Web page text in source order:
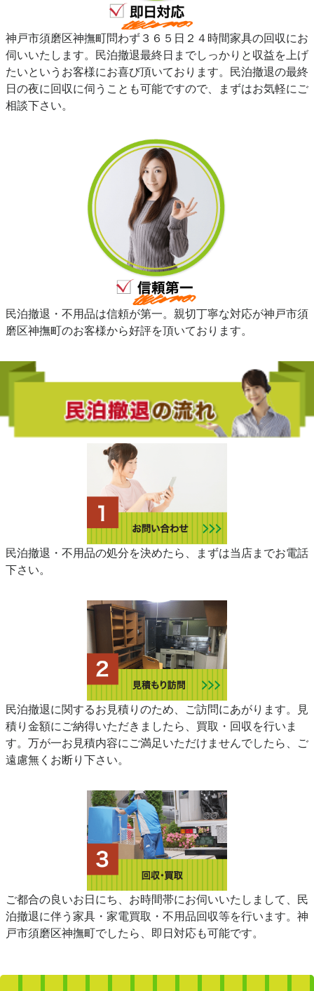
神戸市須磨区神撫町問わず３６５日２４時間家具の回収にお
伺いいたします。民泊撤退最終日までしっかりと収益を上げ
たいというお客様にお喜び頂いております。民泊撤退の最終
日の夜に回収に伺うことも可能ですので、まずはお気軽にご
相談下さい。
民泊撤退・不用品は信頼が第一。親切丁寧な対応が神戸市須
磨区神撫町のお客様から好評を頂いております。
民泊撤退・不用品の処分を決めたら、まずは当店までお電話
下さい。
民泊撤退に関するお見積りのため、ご訪問にあがります。見
積り金額にご納得いただきましたら、買取・回収を行いま
す。万が一お見積内容にご満足いただけませんでしたら、ご
遠慮無くお断り下さい。
ご都合の良いお日にち、お時間帯にお伺いいたしまして、民
泊撤退に伴う家具・家電買取・不用品回収等を行います。神
戸市須磨区神撫町でしたら、即日対応も可能です。